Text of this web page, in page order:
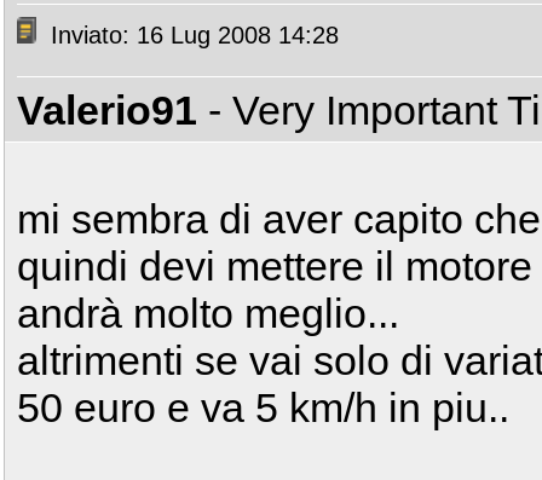
Inviato: 16 Lug 2008 14:28
Valerio91 - Very Important
mi sembra di aver capito
quindi devi mettere il
andrà molto meglio...
altrimenti se vai solo di
50 euro e va 5 km/h in piu..